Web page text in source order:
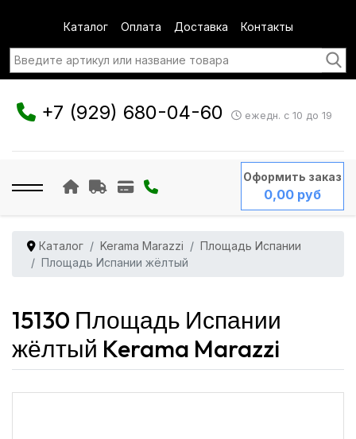
Каталог Оплата Доставка Контакты
+7 (929) 680-04-60 ежедн. с 10 до 19
Оформить заказ
0,00 руб
Каталог Kerama Marazzi
Площадь Испании
Площадь Испании жёлтый
15130 Площадь Испании
жёлтый Kerama Marazzi